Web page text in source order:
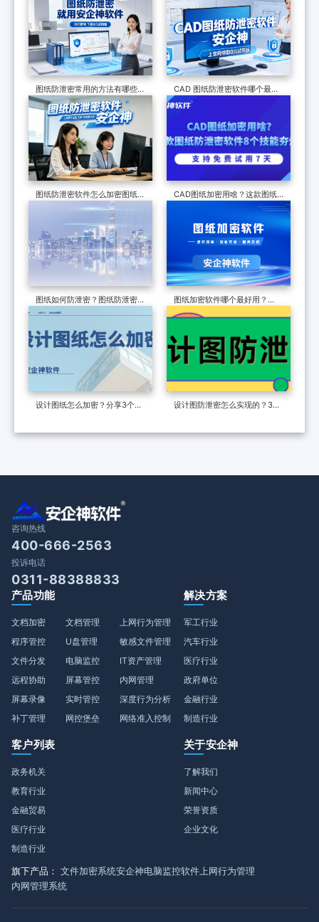
图纸防泄密常用的方法有哪些？
严选三种主流方法，2026年设
计行业必备
CAD 图纸防泄密软件哪个最好
用？看准这7个防泄密功能，避
图纸防泄密软件怎么加密图纸？
七个硬核功能看科普如何加密
CAD图纸加密用啥？这款图纸
防泄密软件8个技能夯爆了
图纸如何防泄密？图纸防泄密软
件 6项硬核功能推荐，给图纸最
图纸加密软件哪个最好用？
2026年设计师都在用这款图纸
设计图纸怎么加密？分享3个新
的！
设计图防泄密怎么实现的？3个
防泄密指南！
咨询热线
400-666-2563
投诉电话
0311-88388833
产品功能
文档加密
程序管控
文件分发
远程协助
屏幕录像
补丁管理
文档管理
U盘管理
电脑监控
屏幕管控
实时管控
网控堡垒
上网行为管理
敏感文件管理
IT资产管理
内网管理
深度行为分析
网络准入控制
解决方案
军工行业
汽车行业
医疗行业
政府单位
金融行业
制造行业
客户列表
政务机关
教育行业
金融贸易
医疗行业
制造行业
关于安企神
了解我们
新闻中心
荣誉资质
企业文化
旗下产品： 文件加密系统安企神电脑监控软件 上网行为管理
内网管理系统